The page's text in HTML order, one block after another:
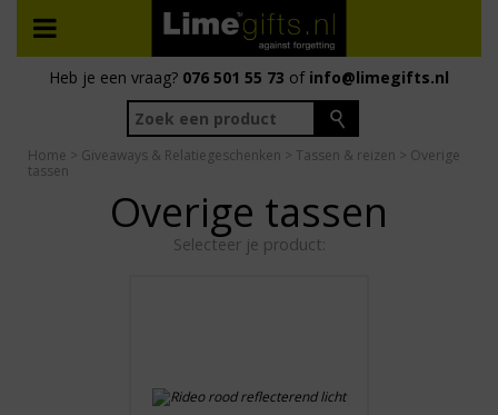
Heb je een vraag? 076 501 55 73 of info@limegifts.nl
Home > Giveaways & Relatiegeschenken > Tassen & reizen > Overige
tassen
Overige tassen
Selecteer je product: